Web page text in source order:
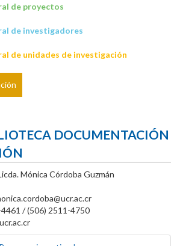
investigación
de proyectos
de investigadores
de unidades de investigación
DOCUMENTACIÓN
Mónica Córdoba Guzmán
/ (506) 2511-4750